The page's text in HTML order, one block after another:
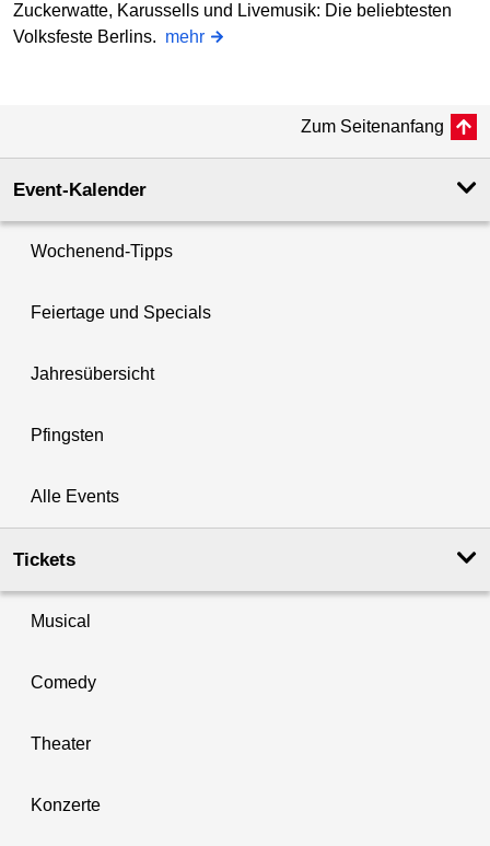
Zuckerwatte, Karussells und Livemusik: Die beliebtesten
Volksfeste Berlins. mehr
Zum Seitenanfang
Event-Kalender
Wochenend-Tipps
Feiertage und Specials
Jahresübersicht
Pfingsten
Alle Events
Tickets
Musical
Comedy
Theater
Konzerte